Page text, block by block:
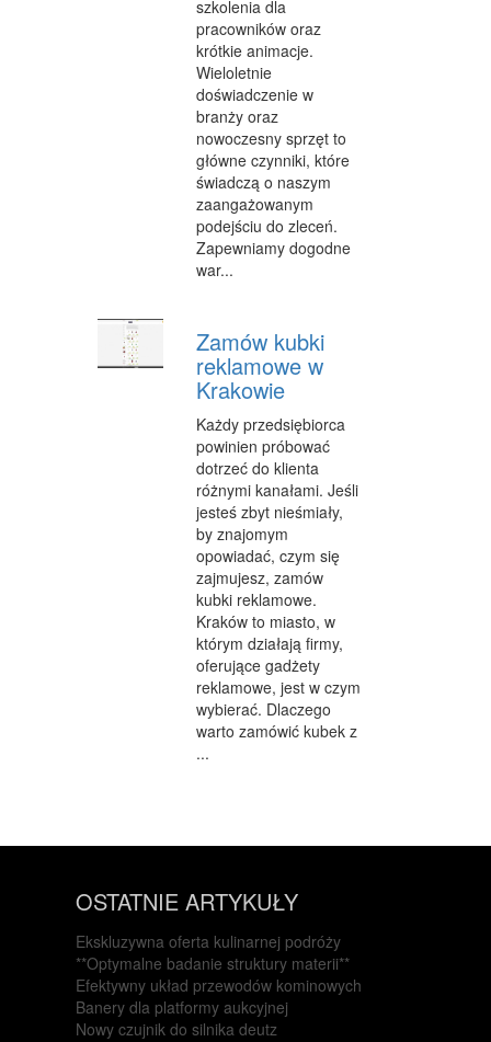
szkolenia dla
pracowników oraz
krótkie animacje.
Wieloletnie
doświadczenie w
branży oraz
nowoczesny sprzęt to
główne czynniki, które
świadczą o naszym
zaangażowanym
podejściu do zleceń.
Zapewniamy dogodne
war...
Zamów kubki
reklamowe w
Krakowie
Każdy przedsiębiorca
powinien próbować
dotrzeć do klienta
różnymi kanałami. Jeśli
jesteś zbyt nieśmiały,
by znajomym
opowiadać, czym się
zajmujesz, zamów
kubki reklamowe.
Kraków to miasto, w
którym działają firmy,
oferujące gadżety
reklamowe, jest w czym
wybierać. Dlaczego
warto zamówić kubek z
...
OSTATNIE ARTYKUŁY
Ekskluzywna oferta kulinarnej podróży
**Optymalne badanie struktury materii**
Efektywny układ przewodów kominowych
Banery dla platformy aukcyjnej
Nowy czujnik do silnika deutz